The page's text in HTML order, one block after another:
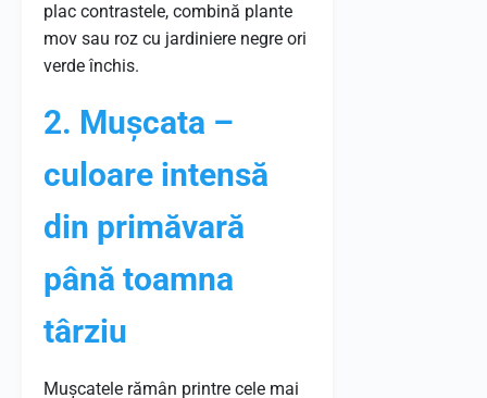
plac contrastele, combină plante
mov sau roz cu jardiniere negre ori
verde închis.
2. Mușcata –
culoare intensă
din primăvară
până toamna
târziu
Mușcatele rămân printre cele mai